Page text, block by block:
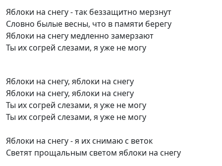
Яблоки на снегу - так беззащитно мерзнут
Словно былые весны, что в памяти берегу
Яблоки на снегу медленно замерзают
Ты их согрей слезами, я уже не могу
Яблоки на снегу, яблоки на снегу
Яблоки на снегу, яблоки на снегу
Ты их согрей слезами, я уже не могу
Ты их согрей слезами, я уже не могу
Яблоки на снегу - я их снимаю с веток
Светят прощальным светом яблоки на снегу